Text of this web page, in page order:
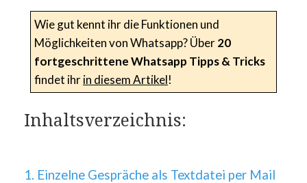
Wie gut kennt ihr die Funktionen und
Möglichkeiten von Whatsapp? Über20
fortgeschrittene Whatsapp Tipps & Tricks
findet ihrin diesem Artikel!
Inhaltsverzeichnis:
1. Einzelne Gespräche als Textdatei per Mail